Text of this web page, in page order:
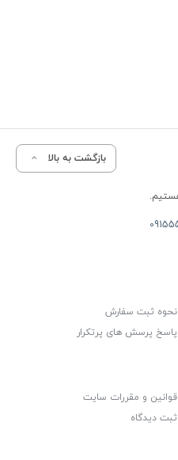
بازگشت به بالا
نحوه ثبت سفارش
پاسخ پرسش های پرتکرار
قوانین و مقررات سایت
ثبت دیدگاه